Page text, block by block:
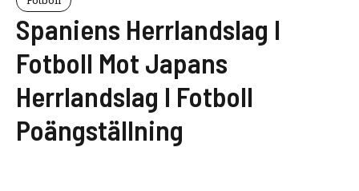
Spaniens Herrlandslag I
Fotboll Mot Japans
Herrlandslag I Fotboll
Poängställning